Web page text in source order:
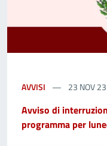
AVVISI 23 NOV 23
Avviso di
programma per